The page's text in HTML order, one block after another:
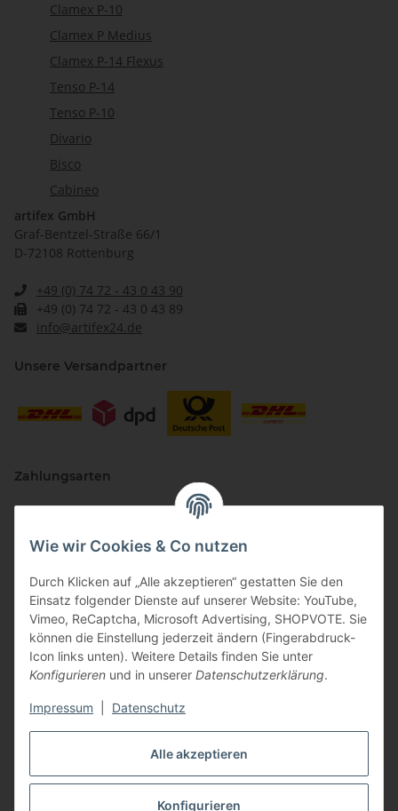
Alle akzeptieren
Konfigurieren
Wie wir Cookies & Co nutzen
Durch Klicken auf „Alle akzeptieren“ gestatten Sie den
Einsatz folgender Dienste auf unserer Website: YouTube,
Vimeo, ReCaptcha, Microsoft Advertising, SHOPVOTE. Sie
können die Einstellung jederzeit ändern (Fingerabdruck-
Icon links unten). Weitere Details finden Sie unter
Konfigurieren und in unserer Datenschutzerklärung.
Impressum Datenschutz
Clamex P-10
Clamex P Medius
Clamex P-14 Flexus
Tenso P-14
Tenso P-10
Divario
Bisco
Cabineo
artifex GmbH
Graf-Bentzel-Straße 66/1
D-72108 Rottenburg
+49 (0) 74 72 - 43 0 43 90
+49 (0) 74 72 - 43 0 43 89
info@artifex24.de
Unsere Versandpartner
Zahlungsarten
Vertriebspartner